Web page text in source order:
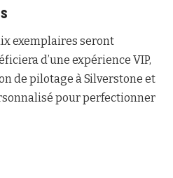
exemplaires seront
d’une expérience VIP,
de pilotage à Silverstone et
pour perfectionner